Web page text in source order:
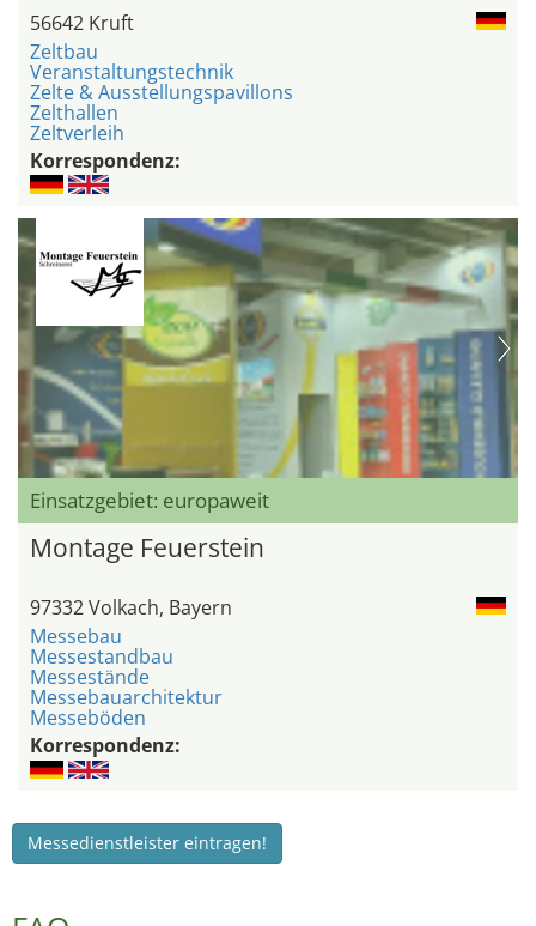
56642 Kruft
Zeltbau
Veranstaltungstechnik
Zelte & Ausstellungspavillons
Zelthallen
Zeltverleih
Korrespondenz:
Einsatzgebiet: europaweit
Montage Feuerstein
97332 Volkach, Bayern
Messebau
Messestandbau
Messestände
Messebauarchitektur
Messeböden
Korrespondenz:
Messedienstleister eintragen!